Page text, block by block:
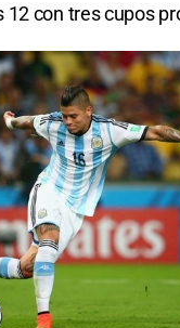
12 con tres cupos